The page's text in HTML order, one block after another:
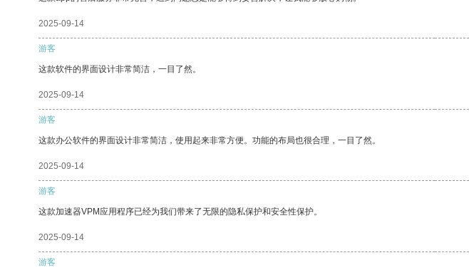
2025-09-14
游客
这款软件的界面设计非常简洁，一目了然。
2025-09-14
游客
这款办公软件的界面设计非常简洁，使用起来非常方便。功能的布局也很合理，一目了然。
2025-09-14
游客
这款加速器VPM应用程序已经为我们带来了无限的隐私保护和安全性保护。
2025-09-14
游客